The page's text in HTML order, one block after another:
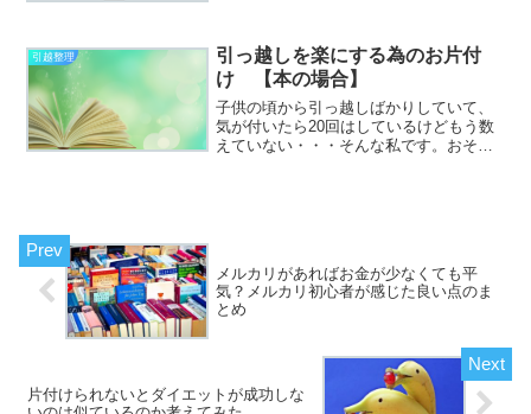
すと物を捨てない捨てたり手放したりは
引っ越しが終わって荷解き...
引越整理
引っ越しを楽にする為のお片付
け 【本の場合】
子供の頃から引っ越しばかりしていて、
気が付いたら20回はしているけどもう数
えていない・・・そんな私です。おそら
メルカリがあればお金が少なくても平
気？メルカリ初心者が感じた良い点のま
とめ
片付けられないとダイエットが成功しな